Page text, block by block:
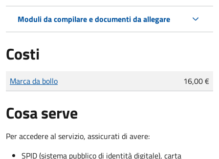
Moduli da compilare e documenti da allegare
Costi
Tipo di pagamento
Importo
Marca da bollo 16,00 €
Cosa serve
Per accedere al servizio, assicurati di avere:
SPID (sistema pubblico di identità digitale), carta